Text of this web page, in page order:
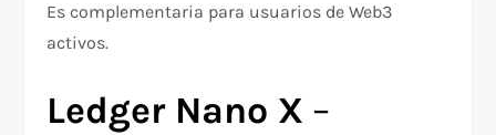
Es complementaria para usuarios de Web3
activos.
Ledger Nano X –